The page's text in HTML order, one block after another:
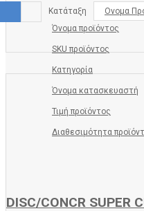
Κατάταξη
Ονομα
Όνομα προϊόντος
SKU προϊόντος
Κατηγορία
Όνομα κατασκευαστή
Τιμή προϊόντος
Διαθεσιμότητα
DISC/CONCR SUPER